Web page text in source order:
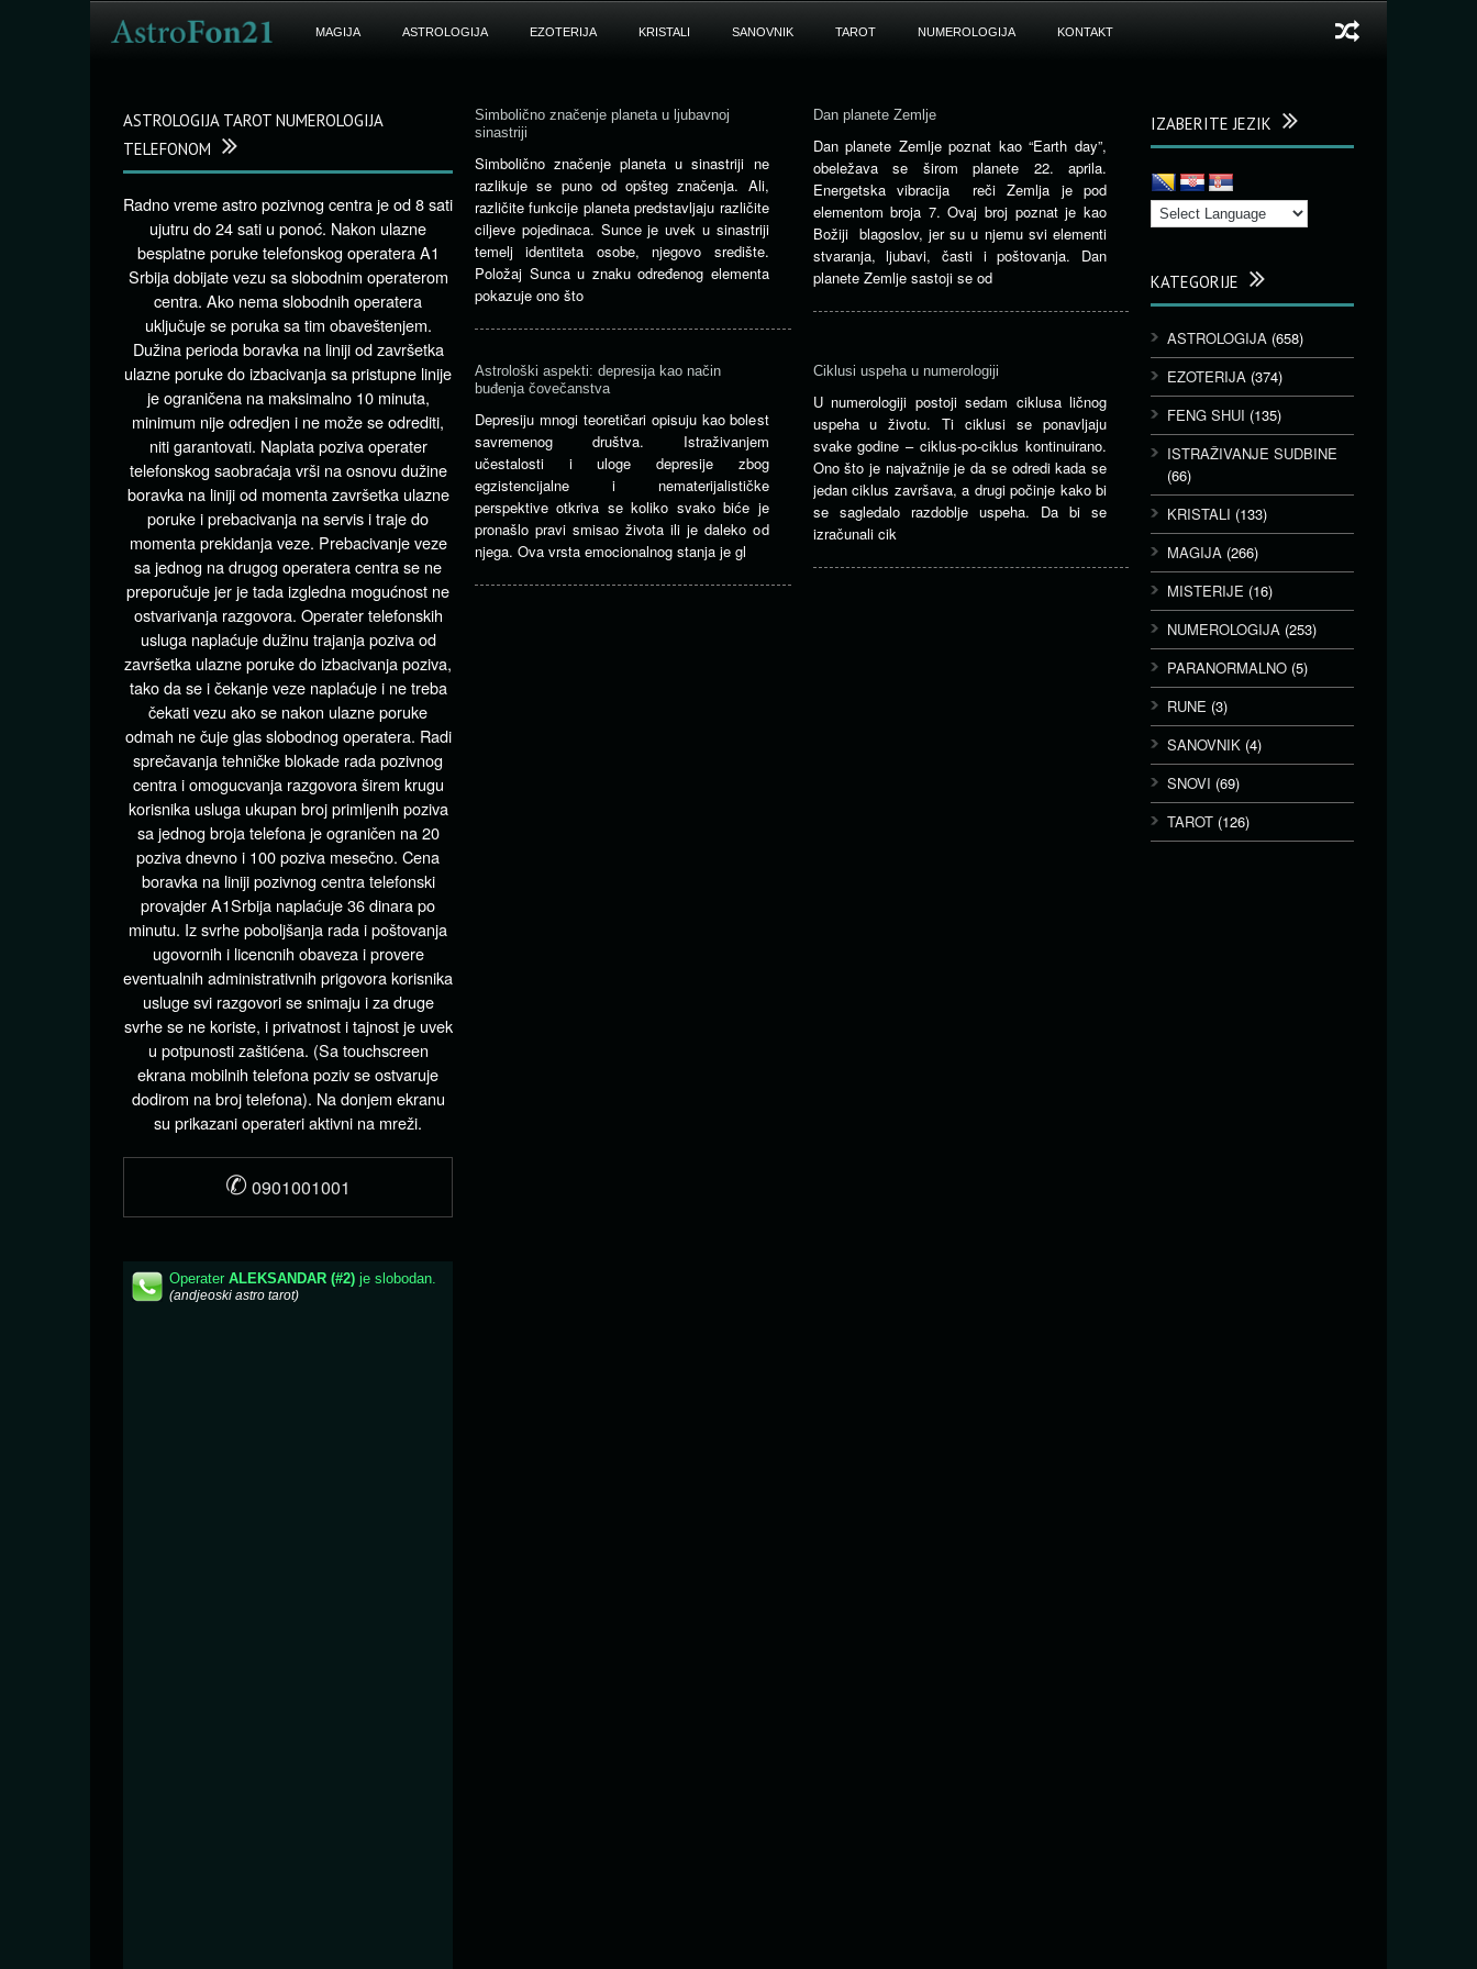
MAGIJA ASTROLOGIJA EZOTERIJA KRISTALI SANOVNIK TAROT NUMEROLOGIJA KONTAKT
Simbolično značenje planeta u ljubavnoj
sinastriji
Simbolično značenje planeta u sinastriji ne
razlikuje se puno od opšteg značenja. Ali,
različite funkcije planeta predstavljaju različite
ciljeve pojedinaca. Sunce je uvek u sinastriji
temelj identiteta osobe, njegovo središte.
Položaj Sunca u znaku određenog elementa
pokazuje ono što
Dan planete Zemlje
Dan planete Zemlje poznat kao “Earth day”,
obeležava se širom planete 22. aprila.
Energetska vibracija reči Zemlja je pod
elementom broja 7. Ovaj broj poznat je kao
Božiji blagoslov, jer su u njemu svi elementi
stvaranja, ljubavi, časti i poštovanja. Dan
planete Zemlje sastoji se od
Astrološki aspekti: depresija kao način
buđenja čovečanstva
Depresiju mnogi teoretičari opisuju kao bolest
savremenog društva. Istraživanjem
učestalosti i uloge depresije zbog
egzistencijalne i nematerijalističke
perspektive otkriva se koliko svako biće je
pronašlo pravi smisao života ili je daleko od
njega. Ova vrsta emocionalnog stanja je gl
Ciklusi uspeha u numerologiji
U numerologiji postoji sedam ciklusa ličnog
uspeha u životu. Ti ciklusi se ponavljaju
svake godine – ciklus-po-ciklus kontinuirano.
Ono što je najvažnije je da se odredi kada se
jedan ciklus završava, a drugi počinje kako bi
se sagledalo razdoblje uspeha. Da bi se
izračunali cik
IZABERITE JEZIK
KATEGORIJE
ASTROLOGIJA (658)
EZOTERIJA (374)
FENG SHUI (135)
ISTRAŽIVANJE SUDBINE
(66)
KRISTALI (133)
MAGIJA (266)
MISTERIJE (16)
NUMEROLOGIJA (253)
PARANORMALNO (5)
RUNE (3)
SANOVNIK (4)
SNOVI (69)
TAROT (126)
ASTROLOGIJA TAROT NUMEROLOGIJA
TELEFONOM
Radno vreme astro pozivnog centra je od 8 sati
ujutru do 24 sati u ponoć. Nakon ulazne
besplatne poruke telefonskog operatera A1
Srbija dobijate vezu sa slobodnim operaterom
centra. Ako nema slobodnih operatera
uključuje se poruka sa tim obaveštenjem.
Dužina perioda boravka na liniji od završetka
ulazne poruke do izbacivanja sa pristupne linije
je ograničena na maksimalno 10 minuta,
minimum nije odredjen i ne može se odrediti,
niti garantovati. Naplata poziva operater
telefonskog saobraćaja vrši na osnovu dužine
boravka na liniji od momenta završetka ulazne
poruke i prebacivanja na servis i traje do
momenta prekidanja veze. Prebacivanje veze
sa jednog na drugog operatera centra se ne
preporučuje jer je tada izgledna mogućnost ne
ostvarivanja razgovora. Operater telefonskih
usluga naplaćuje dužinu trajanja poziva od
završetka ulazne poruke do izbacivanja poziva,
tako da se i čekanje veze naplaćuje i ne treba
čekati vezu ako se nakon ulazne poruke
odmah ne čuje glas slobodnog operatera. Radi
sprečavanja tehničke blokade rada pozivnog
centra i omogucvanja razgovora širem krugu
korisnika usluga ukupan broj primljenih poziva
sa jednog broja telefona je ograničen na 20
poziva dnevno i 100 poziva mesečno. Cena
boravka na liniji pozivnog centra telefonski
provajder A1Srbija naplaćuje 36 dinara po
minutu. Iz svrhe poboljšanja rada i poštovanja
ugovornih i licencnih obaveza i provere
eventualnih administrativnih prigovora korisnika
usluge svi razgovori se snimaju i za druge
svrhe se ne koriste, i privatnost i tajnost je uvek
u potpunosti zaštićena. (Sa touchscreen
ekrana mobilnih telefona poziv se ostvaruje
dodirom na broj telefona). Na donjem ekranu
su prikazani operateri aktivni na mreži.
✆ 0901001001